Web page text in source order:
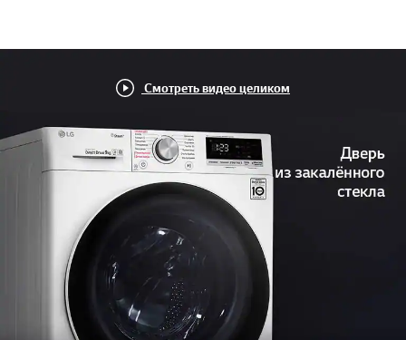
Смотреть видео целиком